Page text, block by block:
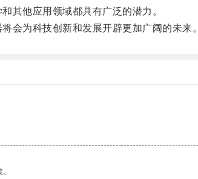
他应用领域都具有广泛的潜力。
为科技创新和发展开辟更加广阔的未来。